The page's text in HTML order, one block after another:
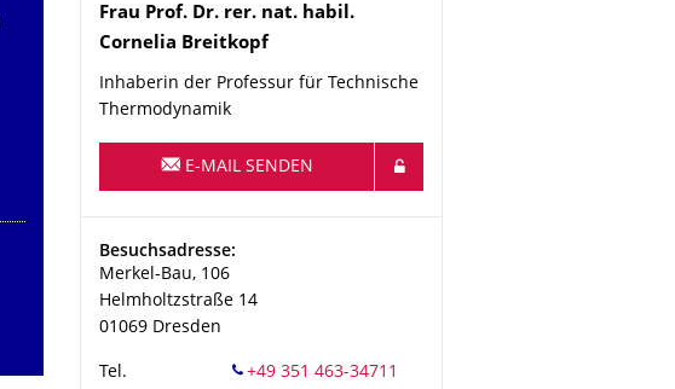
Name
Frau Prof. Dr. rer. nat. habil.
Cornelia Breitkopf
Inhaberin der Professur ​für Technische
Thermodynamik
E-MAIL SENDEN
Adresse
Besuchsadresse:
Merkel-Bau, 106
Helmholtzstraße 14
01069 Dresden
Tel.